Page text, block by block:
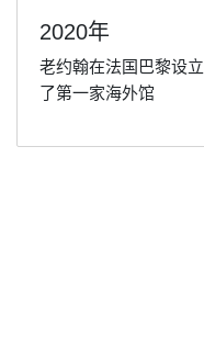
2020年
老约翰在法国巴黎设立
了第一家海外馆